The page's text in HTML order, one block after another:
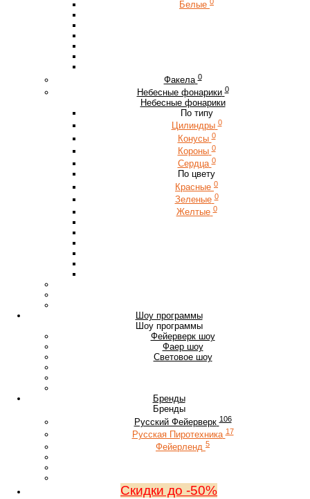
Белые
Факела 0
Небесные фонарики 0
Небесные фонарики
По типу
Цилиндры 0
Конусы 0
Короны 0
Сердца 0
По цвету
Красные 0
Зеленые 0
Желтые 0
Шоу программы
Шоу программы
Фейерверк шоу
Фаер шоу
Световое шоу
Бренды
Бренды
Русский Фейерверк 106
Русская Пиротехника 17
Фейерленд 5
Скидки до -50%